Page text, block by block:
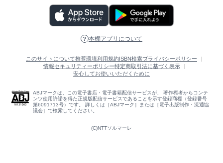
本棚アプリについて
このサイトについて推奨環境利用規約ISBN検索プライバシーポリシー
情報セキュリティーポリシー特定商取引法に基づく表示
安心してお使いいただくために
ABJマークは、この電子書店・電子書籍配信サービスが、 著作権者からコンテ
ンツ使用許諾を得た正規版配信サービスであることを示す登録商標（登録番号
第6091713号）です。 詳しくは［ABJマーク］または［電子出版制作・流通協
議会］で検索してください。
(C)NTTソルマーレ